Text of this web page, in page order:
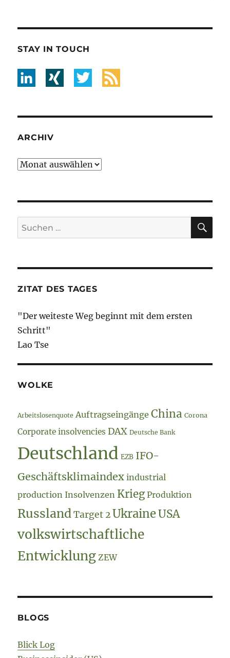
STAY IN TOUCH
ARCHIV
Archiv
Suche
nach:
ZITAT DES TAGES
"Der weiteste Weg beginnt mit dem ersten
Schritt"
Lao Tse
WOLKE
Arbeitslosenquote Auftragseingänge China Corona
Corporate insolvencies DAX Deutsche Bank
Deutschland EZB IFO-
Geschäftsklimaindex industrial
production Insolvenzen Krieg Produktion
Russland Target 2 Ukraine USA
volkswirtschaftliche
Entwicklung ZEW
BLOGS
Blick Log